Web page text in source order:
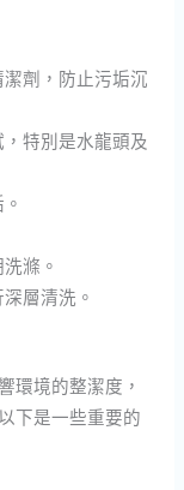
劑，防止污垢沉
特別是水龍頭及
滌。
層清洗。
環境的整潔度，
下是一些重要的